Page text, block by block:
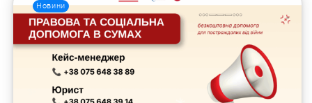
Новини